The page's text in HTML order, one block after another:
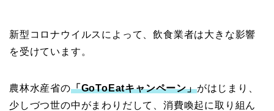
新型コロナウイルスによって、飲食業者は大きな影響
を受けています。
農林水産省の「GoToEatキャンペーン」がはじまり、
少しづつ世の中がまわりだして、消費喚起に取り組ん